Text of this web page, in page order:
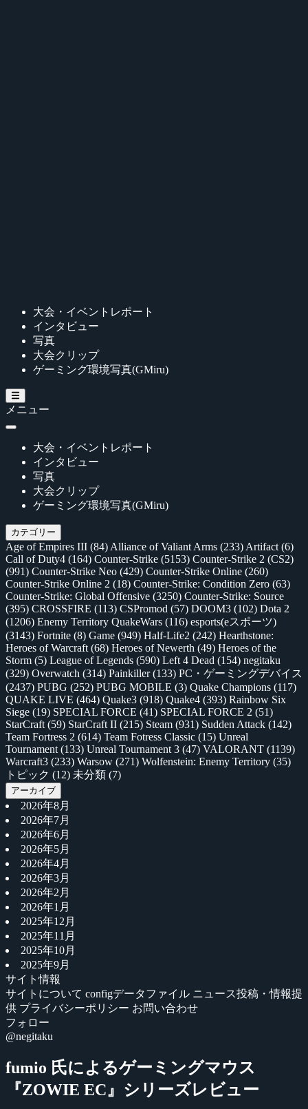
大会・イベントレポート
インタビュー
写真
大会クリップ
ゲーミング環境写真(GMiru)
メニュー
大会・イベントレポート
インタビュー
写真
大会クリップ
ゲーミング環境写真(GMiru)
カテゴリー
Age of Empires III (84) Alliance of Valiant Arms (233) Artifact (6)
Call of Duty4 (164) Counter-Strike (5153) Counter-Strike 2 (CS2)
(991) Counter-Strike Neo (429) Counter-Strike Online (260)
Counter-Strike Online 2 (18) Counter-Strike: Condition Zero (63)
Counter-Strike: Global Offensive (3250) Counter-Strike: Source
(395) CROSSFIRE (113) CSPromod (57) DOOM3 (102) Dota 2
(1206) Enemy Territory QuakeWars (116) esports(eスポーツ)
(3143) Fortnite (8) Game (949) Half-Life2 (242) Hearthstone:
Heroes of Warcraft (68) Heroes of Newerth (49) Heroes of the
Storm (5) League of Legends (590) Left 4 Dead (154) negitaku
(329) Overwatch (314) Painkiller(133) PC・ゲーミングデバイス
(2437) PUBG (252) PUBG MOBILE (3) Quake Champions (117)
QUAKE LIVE (464) Quake3 (918) Quake4 (393) Rainbow Six
Siege (19) SPECIAL FORCE (41) SPECIAL FORCE 2 (51)
StarCraft (59) StarCraft II (215) Steam (931) Sudden Attack (142)
Team Fortress 2 (614) Team Fotress Classic (15) Unreal
Tournament (133) Unreal Tournament 3 (47) VALORANT (1139)
Warcraft3 (233) Warsow (271) Wolfenstein: Enemy Territory (35)
トピック (12) 未分類 (7)
アーカイブ
2026年8月
2026年7月
2026年6月
2026年5月
2026年4月
2026年3月
2026年2月
2026年1月
2025年12月
2025年11月
2025年10月
2025年9月
サイト情報
サイトについて configデータファイル ニュース投稿・情報提
供 プライバシーポリシー お問い合わせ
フォロー
@negitaku
fumio 氏によるゲーミングマウス
『ZOWIE EC』シリーズレビュー